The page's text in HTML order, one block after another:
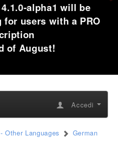
alpha1 will be
users with a PRO
of August!
Accedi
Other Languages German